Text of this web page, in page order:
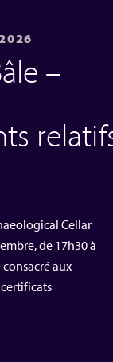
–
Cellar
de 17h30 à
aux